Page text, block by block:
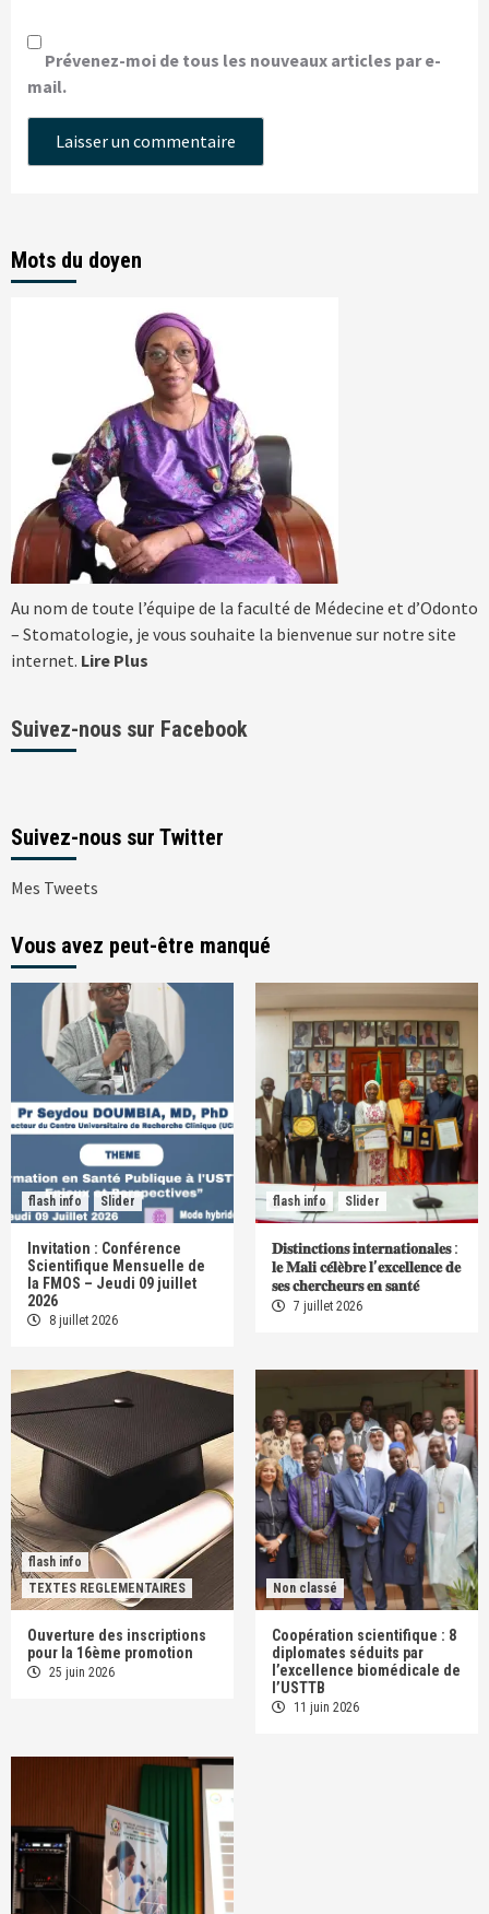
Prévenez-moi de tous les nouveaux articles par e-
mail.
Mots du doyen
Au nom de toute l’équipe de la faculté de Médecine et d’Odonto
– Stomatologie, je vous souhaite la bienvenue sur notre site
internet. Lire Plus
Suivez-nous sur Facebook
Suivez-nous sur Twitter
Mes Tweets
Vous avez peut-être manqué
flash info Slider
Invitation : Conférence
Scientifique Mensuelle de
la FMOS – Jeudi 09 juillet
2026
8 juillet 2026
flash info Slider
𝐃𝐢𝐬𝐭𝐢𝐧𝐜𝐭𝐢𝐨𝐧𝐬 𝐢𝐧𝐭𝐞𝐫𝐧𝐚𝐭𝐢𝐨𝐧𝐚𝐥𝐞𝐬 :
𝐥𝐞 𝐌𝐚𝐥𝐢 𝐜𝐞́𝐥𝐞̀𝐛𝐫𝐞 𝐥’𝐞𝐱𝐜𝐞𝐥𝐥𝐞𝐧𝐜𝐞 𝐝𝐞
𝐬𝐞𝐬 𝐜𝐡𝐞𝐫𝐜𝐡𝐞𝐮𝐫𝐬 𝐞𝐧 𝐬𝐚𝐧𝐭𝐞́
7 juillet 2026
flash info
TEXTES REGLEMENTAIRES
Ouverture des inscriptions
pour la 16ème promotion
25 juin 2026
Non classé
Coopération scientifique : 8
diplomates séduits par
l’excellence biomédicale de
l’USTTB
11 juin 2026